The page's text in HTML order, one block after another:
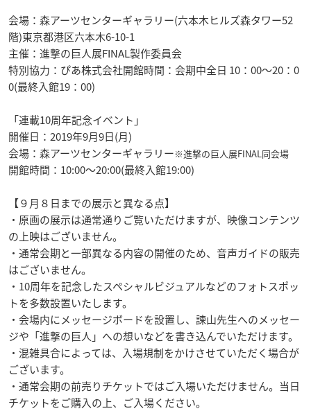
会場：森アーツセンターギャラリー(六本木ヒルズ森タワー52
階)東京都港区六本木6-10-1
主催：進撃の巨人展FINAL製作委員会
特別協力：ぴあ株式会社開館時間：会期中全日 10：00～20：0
0(最終入館19：00)
「連載10周年記念イベント」
開催日：2019年9月9日(月)
会場：森アーツセンターギャラリー※進撃の巨人展FINAL同会場
開館時間：10:00～20:00(最終入館19:00)
【９月８日までの展示と異なる点】
・原画の展示は通常通りご覧いただけますが、映像コンテンツ
の上映はございません。
・通常会期と一部異なる内容の開催のため、音声ガイドの販売
はございません。
・10周年を記念したスペシャルビジュアルなどのフォトスポッ
トを多数設置いたします。
・会場内にメッセージボードを設置し、諫山先生へのメッセー
ジや「進撃の巨人」への想いなどを書き込んでいただけます。
・混雑具合によっては、入場規制をかけさせていただく場合が
ございます。
・通常会期の前売りチケットではご入場いただけません。当日
チケットをご購入の上、ご入場ください。